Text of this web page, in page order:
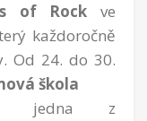
of Rock
ve
každoročně
Od 24. do 30.
škola
jedna z